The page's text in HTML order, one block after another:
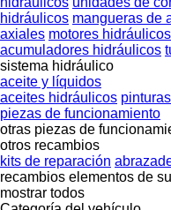
hidráulicos mangueras de
axiales motores hidráulicos
acumuladores hidráulicos
sistema hidráulico
aceite y líquidos
aceites hidráulicos
piezas de funcionamiento
otras piezas de
otros recambios
kits de reparación
recambios elementos de
mostrar todos